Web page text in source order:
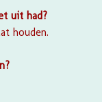
uit had?
houden.